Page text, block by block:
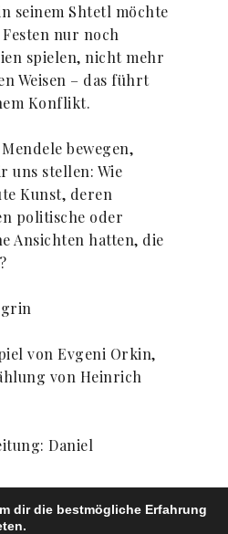
seinem Shtetl möchte
nur noch
spielen, nicht mehr
Weisen – das führt
Konflikt.
bewegen,
uns stellen: Wie
Kunst, deren
politische oder
Ansichten hatten, die
von Evgeni Orkin,
von Heinrich
Daniel
dir die bestmögliche Erfahrung